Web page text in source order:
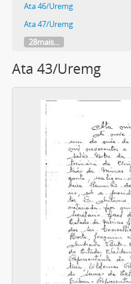
Ata 46/Uremg
Ata 47/Uremg
28mais...
Ata 43/Uremg